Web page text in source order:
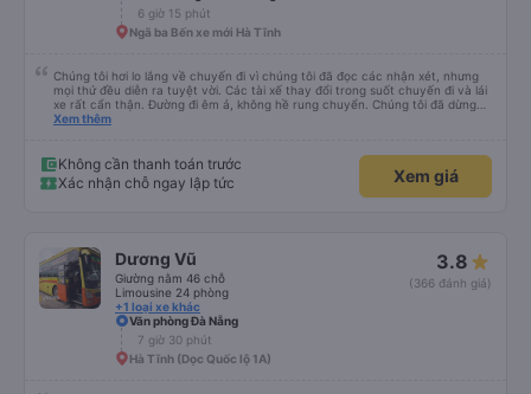
6 giờ 15 phút
Ngã ba Bến xe mới Hà Tĩnh
Chúng tôi hơi lo lắng về chuyến đi vì chúng tôi đã đọc các nhận xét, nhưng
mọi thứ đều diễn ra tuyệt vời. Các tài xế thay đổi trong suốt chuyến đi và lái
xe rất cẩn thận. Đường đi êm ả, không hề rung chuyển. Chúng tôi đã dừng
đủ số lần để đi vệ sinh và dừng lại để ăn tối. Nhìn chung, ghế ngồi có thể hơi
Xem thêm
Không cần thanh toán trước
Xác nhận chỗ ngay lập tức
Xem giá
Dương Vũ
Giường nằm 46 chỗ
Limousine 24 phòng
+1 loại xe khác
3.8
(366 đánh giá)
Văn phòng Đà Nẵng
7 giờ 30 phút
Hà Tĩnh (Dọc Quốc lộ 1A)